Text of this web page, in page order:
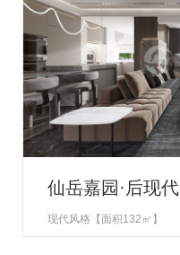
仙岳嘉园·后现代
现代风格【面积132㎡】